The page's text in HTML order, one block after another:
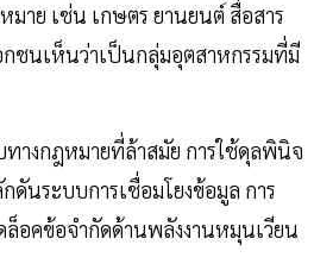
มาย เช่น เกษตร ยานยนต์ สื่อสาร
กชนเห็นว่าเป็นกลุ่มอุตสาหกรรมที่มี
างกฎหมายที่ล้าสมัย การใช้ดุลพินิจ
นระบบการเชื่อมโยงข้อมูล การ
ล็อคข้อจำกัดด้านพลังงานหมุนเวียน